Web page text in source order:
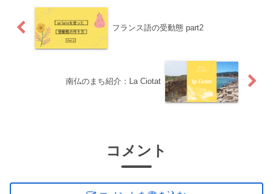
フランス語の受動態 part2
南仏のまち紹介：La Ciotat
コメント